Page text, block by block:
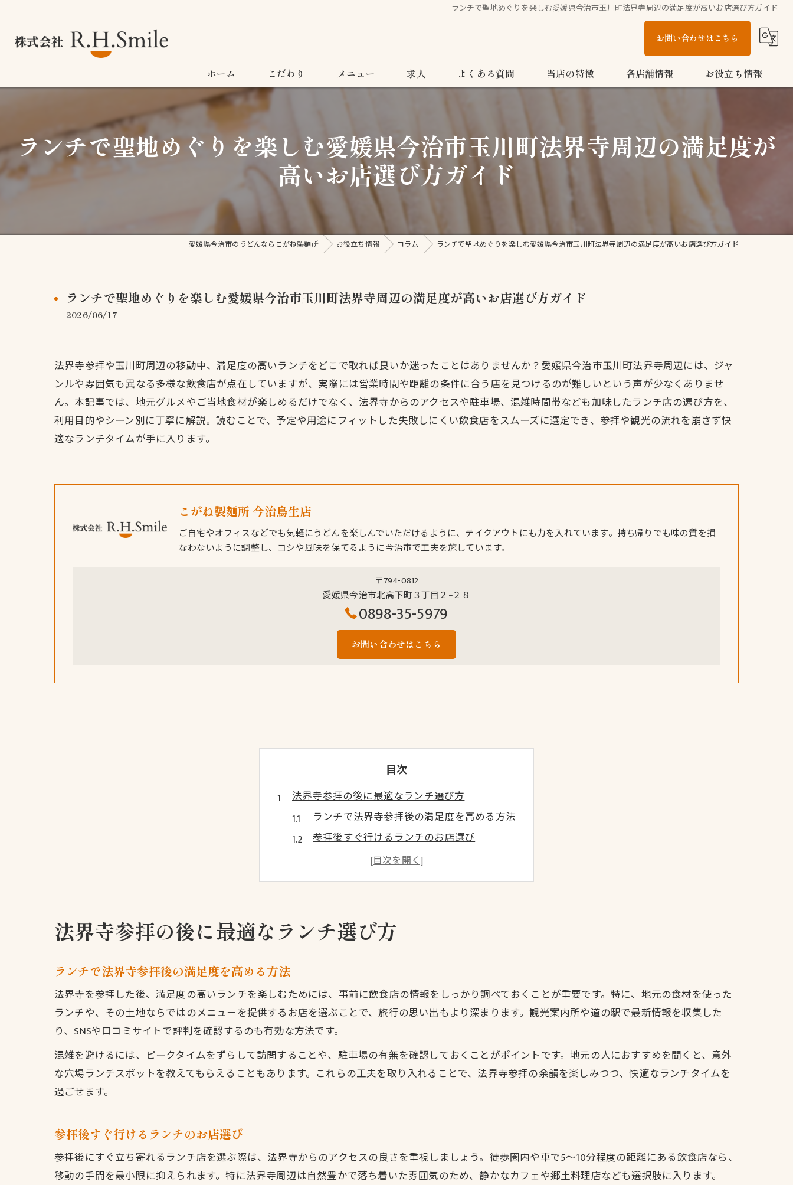
ランチで聖地めぐりを楽しむ愛媛県今治市玉川町法界寺周辺の満足度が高いお店選び方ガイド
お問い合わせはこちら
ホーム こだわり メニュー 求人 よくある質問 当店の特徴
多度津町のうどん
家族
お子様メニュー
各店舗情報
こがね製麺所 今治ハローズ中寺店
こがね製麺所 多度津店
お役立ち情報
コラム
ランチで聖地めぐりを楽しむ愛媛県今治市玉川町法界寺周辺の満足度が
高いお店選び方ガイド
愛媛県今治市のうどんならこがね製麺所 お役立ち情報 コラム ランチで聖地めぐりを楽しむ愛媛県今治市玉川町法界寺周辺の満足度が高いお店選び方ガイド
ランチで聖地めぐりを楽しむ愛媛県今治市玉川町法界寺周辺の満足度が高いお店選び方ガイド
2026/06/17
法界寺参拝や玉川町周辺の移動中、満足度の高いランチをどこで取れば良いか迷ったことはありませんか？愛媛県今治市玉川町法界寺周辺には、ジャ
ンルや雰囲気も異なる多様な飲食店が点在していますが、実際には営業時間や距離の条件に合う店を見つけるのが難しいという声が少なくありませ
ん。本記事では、地元グルメやご当地食材が楽しめるだけでなく、法界寺からのアクセスや駐車場、混雑時間帯なども加味したランチ店の選び方を、
利用目的やシーン別に丁寧に解説。読むことで、予定や用途にフィットした失敗しにくい飲食店をスムーズに選定でき、参拝や観光の流れを崩さず快
適なランチタイムが手に入ります。
こがね製麺所 今治鳥生店
ご自宅やオフィスなどでも気軽にうどんを楽しんでいただけるように、テイクアウトにも力を入れています。持ち帰りでも味の質を損
なわないように調整し、コシや風味を保てるように今治市で工夫を施しています。
〒794-0812
愛媛県今治市北高下町３丁目２−２８
0898-35-5979
お問い合わせはこちら
目次
法界寺参拝の後に最適なランチ選び方
ランチで法界寺参拝後の満足度を高める方法
参拝後すぐ行けるランチのお店選び
法界寺周辺で外さないランチ候補の見極め方
時間を有効活用できるランチスポット探し
玉川町で味わう地元グルメの昼食体験
地元グルメを堪能できるランチの魅力
地域の味に触れるランチおすすめポイント
地元食材を使ったランチの楽しみ方
失敗しないランチ選びのチェックポイント
法界寺周辺で外れのないランチ探し術
移動中に見つけたい満足度高いランチ場所
法界寺参拝の後に最適なランチ選び方
ランチで法界寺参拝後の満足度を高める方法
法界寺を参拝した後、満足度の高いランチを楽しむためには、事前に飲食店の情報をしっかり調べておくことが重要です。特に、地元の食材を使った
ランチや、その土地ならではのメニューを提供するお店を選ぶことで、旅行の思い出もより深まります。観光案内所や道の駅で最新情報を収集した
り、SNSや口コミサイトで評判を確認するのも有効な方法です。
混雑を避けるには、ピークタイムをずらして訪問することや、駐車場の有無を確認しておくことがポイントです。地元の人におすすめを聞くと、意外
な穴場ランチスポットを教えてもらえることもあります。これらの工夫を取り入れることで、法界寺参拝の余韻を楽しみつつ、快適なランチタイムを
過ごせます。
参拝後すぐ行けるランチのお店選び
参拝後にすぐ立ち寄れるランチ店を選ぶ際は、法界寺からのアクセスの良さを重視しましょう。徒歩圏内や車で5〜10分程度の距離にある飲食店なら、
移動の手間を最小限に抑えられます。特に法界寺周辺は自然豊かで落ち着いた雰囲気のため、静かなカフェや郷土料理店なども選択肢に入ります。